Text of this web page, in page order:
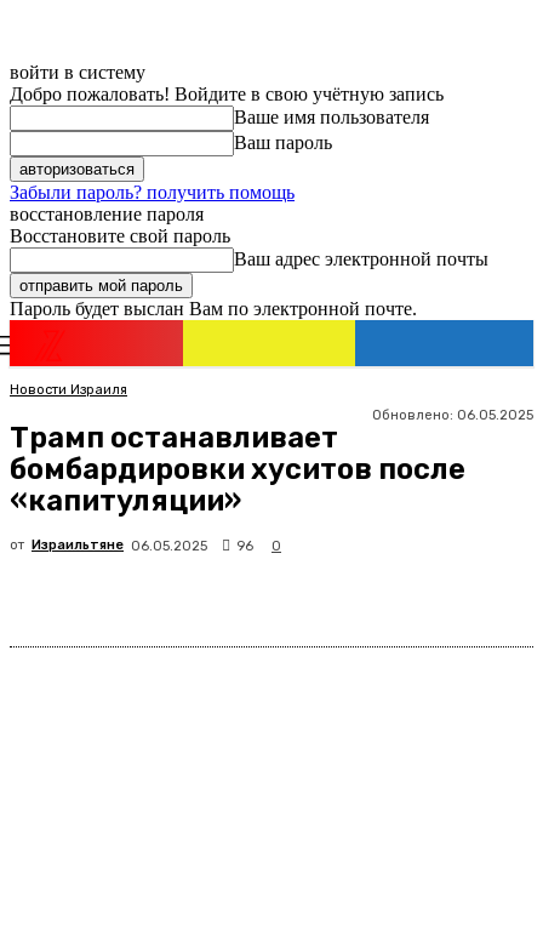
войти в систему
Добро пожаловать! Войдите в свою учётную запись
Ваше имя пользователя
Ваш пароль
Забыли пароль? получить помощь
восстановление пароля
Восстановите свой пароль
Ваш адрес электронной почты
Пароль будет выслан Вам по электронной почте.
Новости Израиля
Обновлено: 06.05.2025
Трамп останавливает
бомбардировки хуситов после
«капитуляции»
от Израильтяне 06.05.2025 96 0